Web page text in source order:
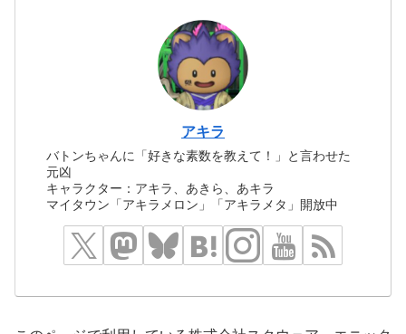
アキラ
バトンちゃんに「好きな素数を教えて！」と言わせた
元凶
キャラクター：アキラ、あきら、あキラ
マイタウン「アキラメロン」「アキラメタ」開放中